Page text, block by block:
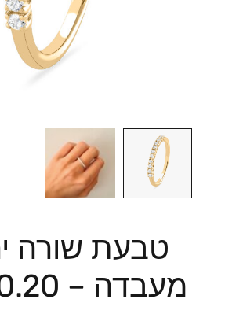
טבעת שורה
מעבדה – 0.20 קראט